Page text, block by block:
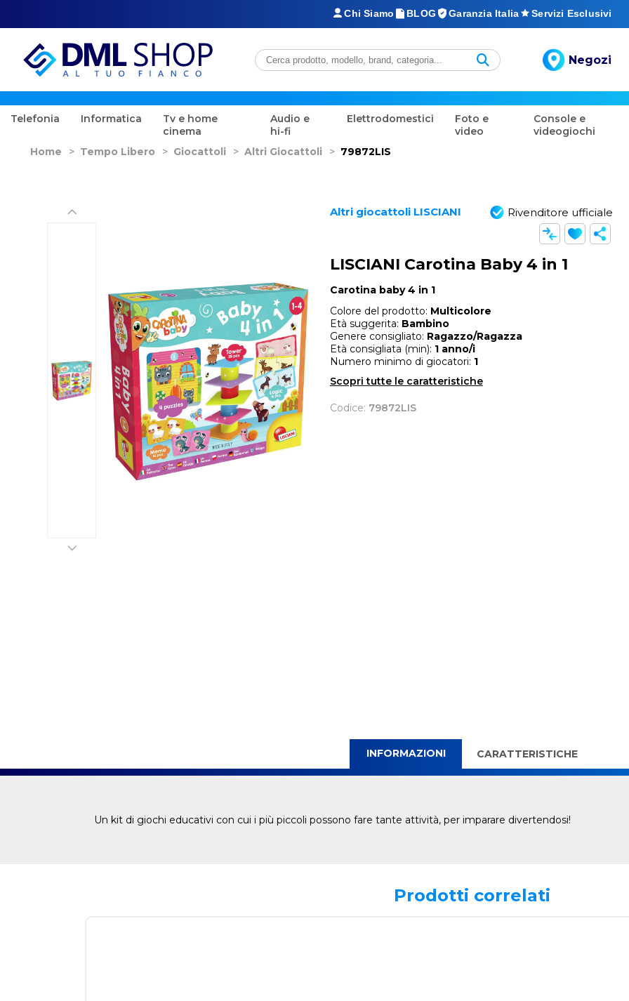
Chi Siamo BLOG Garanzia Italia Servizi Esclusivi
Negozi
Telefonia Informatica
Tv e home
cinema
Audio e
hi-fi
Elettrodomestici
Foto e
video
Console e
videogiochi
Home > Tempo Libero > Giocattoli > Altri Giocattoli > 79872LIS
Altri giocattoli LISCIANI Rivenditore ufficiale
LISCIANI Carotina Baby 4 in 1
Carotina baby 4 in 1
Colore del prodotto: Multicolore
Età suggerita: Bambino
Genere consigliato: Ragazzo/Ragazza
Età consigliata (min): 1 anno/i
Numero minimo di giocatori: 1
Scopri tutte le caratteristiche
Codice: 79872LIS
INFORMAZIONI CARATTERISTICHE
Un kit di giochi educativi con cui i più piccoli possono fare tante attività, per imparare divertendosi!
Prodotti correlati